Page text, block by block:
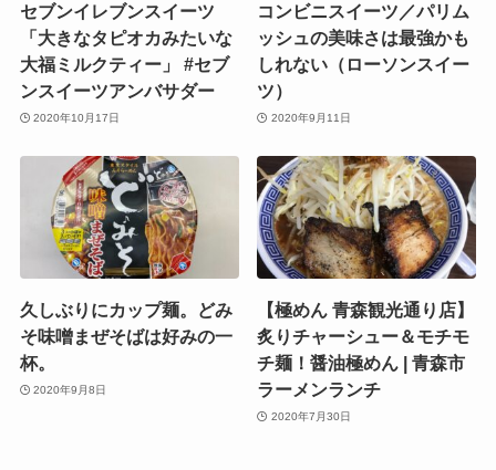
セブンイレブンスイーツ
「大きなタピオカみたいな
大福ミルクティー」 #セブ
ンスイーツアンバサダー
2020年10月17日
コンビニスイーツ／パリム
ッシュの美味さは最強かも
しれない（ローソンスイー
ツ）
2020年9月11日
久しぶりにカップ麺。どみ
そ味噌まぜそばは好みの一
杯。
2020年9月8日
【極めん 青森観光通り店】
炙りチャーシュー＆モチモ
チ麺！醤油極めん | 青森市
ラーメンランチ
2020年7月30日